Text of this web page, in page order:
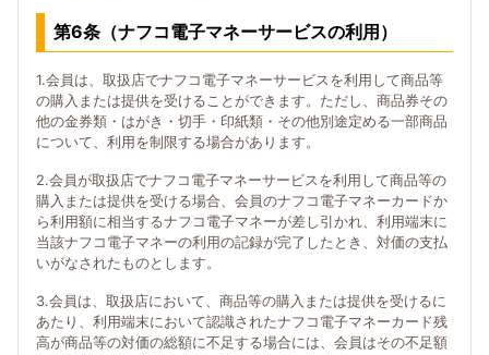
第6条（ナフコ電子マネーサービスの利用）
1.会員は、取扱店でナフコ電子マネーサービスを利用して商品等
の購入または提供を受けることができます。ただし、商品券その
他の金券類・はがき・切手・印紙類・その他別途定める一部商品
について、利用を制限する場合があります。
2.会員が取扱店でナフコ電子マネーサービスを利用して商品等の
購入または提供を受ける場合、会員のナフコ電子マネーカードか
ら利用額に相当するナフコ電子マネーが差し引かれ、利用端末に
当該ナフコ電子マネーの利用の記録が完了したとき、対価の支払
いがなされたものとします。
3.会員は、取扱店において、商品等の購入または提供を受けるに
あたり、利用端末において認識されたナフコ電子マネーカード残
高が商品等の対価の総額に不足する場合には、会員はその不足額